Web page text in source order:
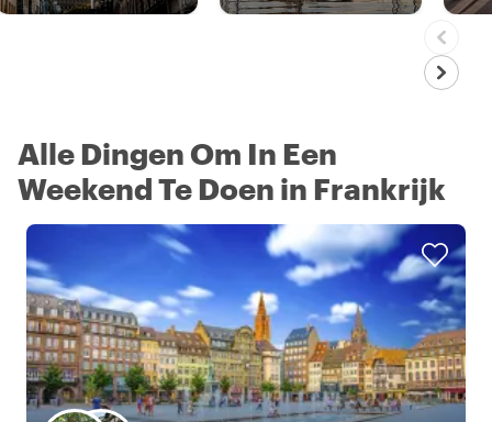
Alle Dingen Om In Een
Weekend Te Doen in Frankrijk